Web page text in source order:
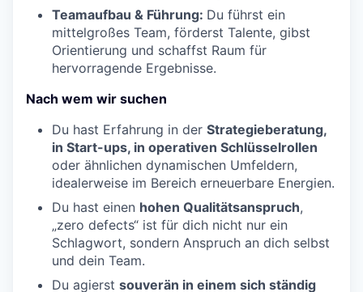
Teamaufbau & Führung: Du führst ein
mittelgroßes Team, förderst Talente, gibst
Orientierung und schaffst Raum für
hervorragende Ergebnisse.
Nach wem wir suchen
Du hast Erfahrung in der Strategieberatung,
in Start-ups, in operativen Schlüsselrollen
oder ähnlichen dynamischen Umfeldern,
idealerweise im Bereich erneuerbare Energien.
Du hast einen hohen Qualitätsanspruch,
„zero defects“ ist für dich nicht nur ein
Schlagwort, sondern Anspruch an dich selbst
und dein Team.
Du agierst souverän in einem sich ständig